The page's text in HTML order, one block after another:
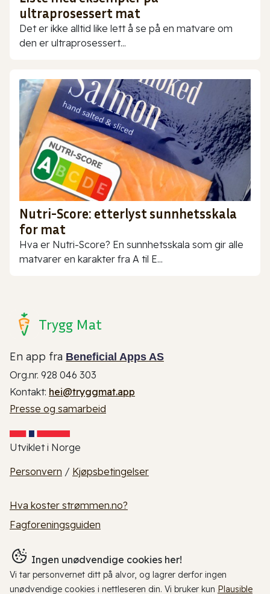
ultraprosessert mat
Det er ikke alltid like lett å se på en matvare om
den er ultraprosessert...
Nutri-Score: etterlyst sunnhetsskala
for mat
Hva er Nutri-Score? En sunnhetsskala som gir alle
matvarer en karakter fra A til E...
Trygg Mat
En app fra Beneficial Apps AS
Org.nr. 928 046 303
Kontakt: hei@tryggmat.app
Presse og samarbeid
Utviklet i Norge
Personvern / Kjøpsbetingelser
Hva koster strømmen.no?
Fagforeningsguiden
Ingen unødvendige cookies her!
Vi tar personvernet ditt på alvor, og lagrer derfor ingen
unødvendige cookies i nettleseren din. Vi bruker kun Plausible